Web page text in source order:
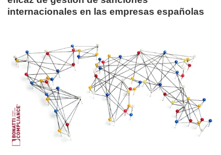
internacionales en las empresas españolas